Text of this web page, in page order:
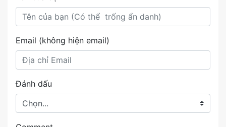
Email (không hiện email)
Đánh dấu